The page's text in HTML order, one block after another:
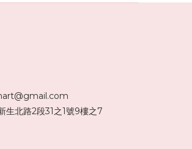
生北路2段31之1號9樓之7